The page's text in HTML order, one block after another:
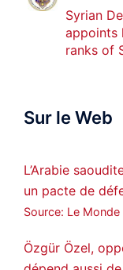
Syrian
appoints
ranks of
ܐܒܓܪ
🔴DEM
Sur le Web
L’Arabie
un pacte de
Source: Le Monde
Özgür Özel,